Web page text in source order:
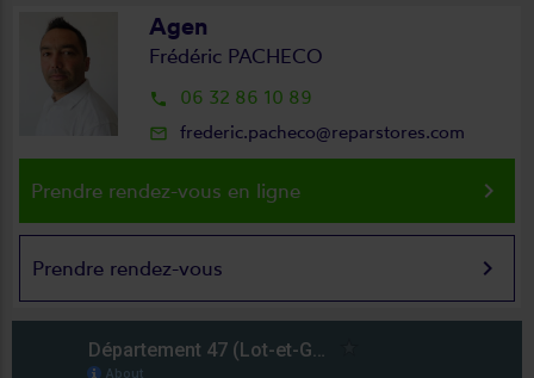
Agen
Frédéric PACHECO
local_phone 06 32 86 10 89
mail_outline frederic.pacheco@reparstores.com
Prendre rendez-vous en ligne keyboard_arrow_right
Prendre rendez-vous keyboard_arrow_right